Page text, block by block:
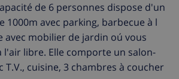
de 6 personnes dispose d'un
1000m avec parking, barbecue à l
avec mobilier de jardin oú vous
l'air libre. Elle comporte un salon-
T.V., cuisine, 3 chambres à coucher